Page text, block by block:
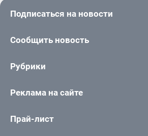
Подписаться на новости
Сообщить новость
Рубрики
Реклама на сайте
Прай-лист